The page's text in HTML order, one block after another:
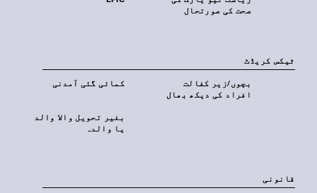
صحت کی صورتحال
ٹیکس کریڈٹ
کمائی گئی آمدنی
بچوں/زیر کفالت
افراد کی دیکھ بھال
بغیر تحویل والا والد
یا والدہ
قانونی